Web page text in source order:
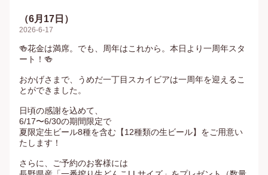
（6月17日）
2026-6-17
🍻花金は満席。でも、周年はこれから。本日より一周年スタ
ート！🍻
おかげさまで、うめだ一丁目スカイビアは一周年を迎えるこ
とができました。
日頃の感謝を込めて、
6/17〜6/30の期間限定で
夏限定生ビール8種を含む【12種類の生ビール】をご用意い
たします！
さらに、ご予約のお客様には